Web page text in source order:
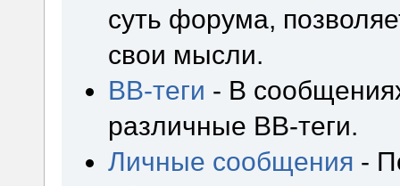
суть форума,
свои мысли.
BB-теги - В
различные BB-теги.
Личные сообщения -